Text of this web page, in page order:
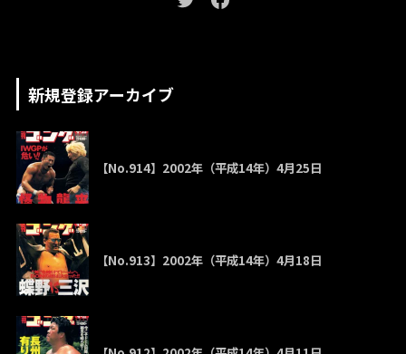
新規登録アーカイブ
【No.914】2002年（平成14年）4月25日
【No.913】2002年（平成14年）4月18日